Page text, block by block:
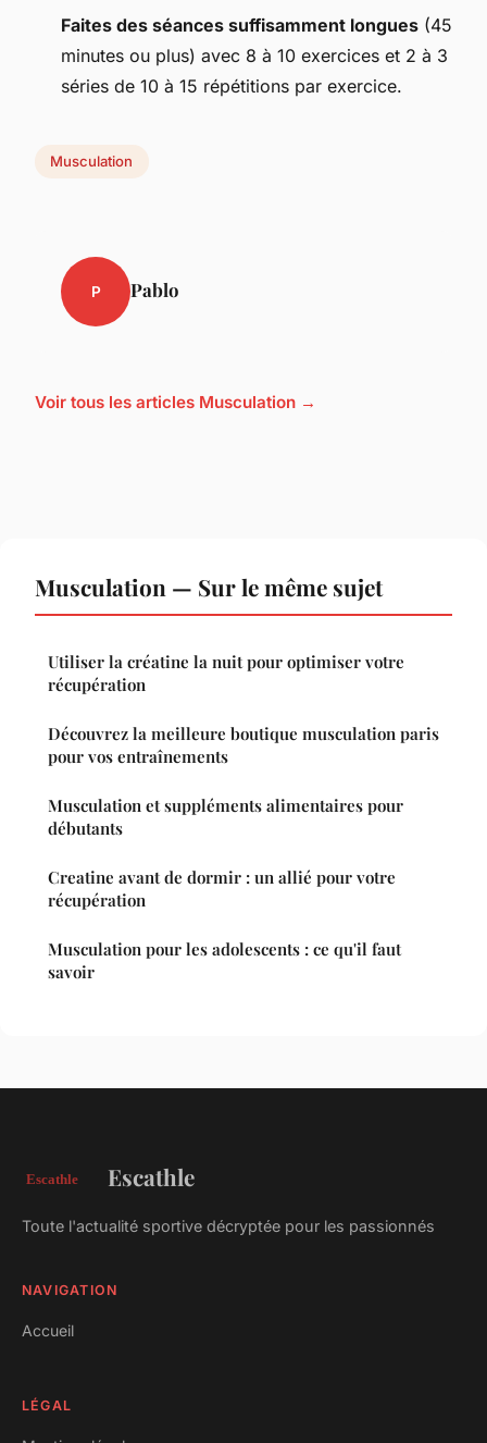
Faites des séances suffisamment longues (45
minutes ou plus) avec 8 à 10 exercices et 2 à 3
séries de 10 à 15 répétitions par exercice.
Musculation
P Pablo
Voir tous les articles Musculation →
Musculation — Sur le même sujet
Utiliser la créatine la nuit pour optimiser votre
récupération
Découvrez la meilleure boutique musculation paris
pour vos entraînements
Musculation et suppléments alimentaires pour
débutants
Creatine avant de dormir : un allié pour votre
récupération
Musculation pour les adolescents : ce qu'il faut
savoir
Escathle
Toute l'actualité sportive décryptée pour les passionnés
NAVIGATION
Accueil
LÉGAL